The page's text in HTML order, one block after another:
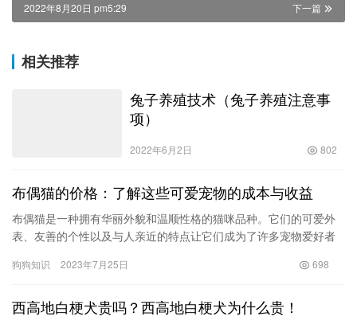
下一篇
2022年8月20日 pm5:29
相关推荐
兔子养殖技术（兔子养殖注意事
项）
2022年6月2日 802
布偶猫的价格：了解这些可爱宠物的成本与收益
布偶猫是一种拥有华丽外貌和温顺性格的猫咪品种。它们的可爱外
表、友善的个性以及与人亲近的特点让它们成为了许多宠物爱好者
独特的…
狗狗知识 2023年7月25日 698
西高地白梗犬贵吗？西高地白梗犬为什么贵！